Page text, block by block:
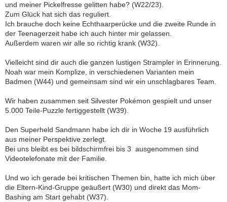
und meiner Pickelfresse gelitten habe? (W22/23).
Zum Glück hat sich das reguliert.
Ich brauche doch keine Echthaarperücke und die zweite Runde in
der Teenagerzeit habe ich auch hinter mir gelassen.
Außerdem waren wir alle so richtig krank (W32).
Vielleicht sind dir auch die ganzen lustigen Strampler in Erinnerung.
Noah war mein Komplize, in verschiedenen Varianten mein
Badmen (W44) und gemeinsam sind wir ein unschlagbares Team.
Wir haben zusammen seit Silvester Pokémon gespielt und unser
5.000 Teile-Puzzle fertiggestellt (W39).
Den Superheld Sandmann habe ich dir in Woche 19 ausführlich
aus meiner Perspektive zerlegt.
Bei uns bleibt es bei bildschirmfrei bis 3  ausgenommen sind
Videotelefonate mit der Familie.
Und wo ich gerade bei kritischen Themen bin, hatte ich mich über
die Eltern-Kind-Gruppe geäußert (W30) und direkt das Mom-
Bashing am Start gehabt (W37).